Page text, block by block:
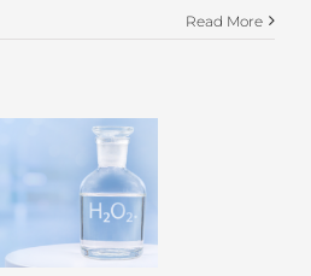
Read More